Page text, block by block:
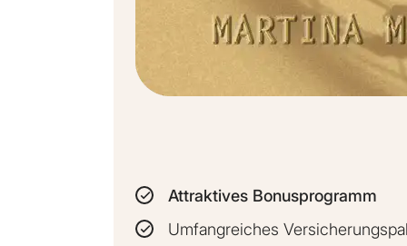
Attraktives Bonusprogramm
Umfangreiches